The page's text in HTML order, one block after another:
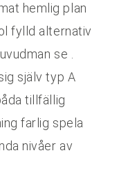
hemlig plan
fylld alternativ
se .
själv typ A
tillfällig
farlig spela
nivåer av